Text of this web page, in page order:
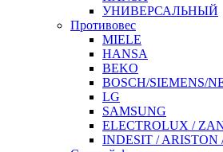
УНИВЕРСАЛЬНЫЙ
Противовес
MIELE
HANSA
BEKO
BOSCH/SIEMENS/
LG
SAMSUNG
ELECTROLUX /
INDESIT / ARISTON